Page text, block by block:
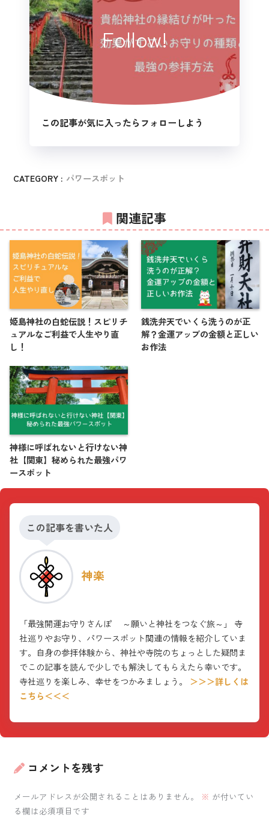
Follow!
この記事が気に入ったらフォローしよう
CATEGORY : パワースポット
関連記事
姫島神社の白蛇伝説！スピリチ
ュアルなご利益で人生やり直
し！
銭洗弁天でいくら洗うのが正
解？金運アップの金額と正しい
お作法
神様に呼ばれないと行けない神
社【関東】秘められた最強パワ
ースポット
この記事を書いた人
神楽
「最強開運お守りさんぽ ～願いと神社をつなぐ旅～」 寺
社巡りやお守り、パワースポット関連の情報を紹介していま
す。自身の参拝体験から、神社や寺院のちょっとした疑問ま
でこの記事を読んで少しでも解決してもらえたら幸いです。
寺社巡りを楽しみ、幸せをつかみましょう。 ＞＞＞詳しくは
こちら＜＜＜
コメントを残す
メールアドレスが公開されることはありません。 ※ が付いてい
る欄は必須項目です